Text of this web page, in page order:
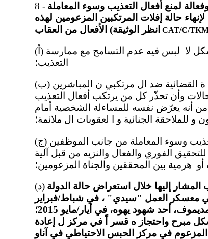
8 - لمنع أفعال التعذيب وسوء المعاملة
حالة إفلات المرتكبين المزعومين لهذه
الأفعال من العقاب (انظر الوثيقة CAT/C/
(أ) أن تكفل إصدار رئيس الجمهورية ل بيان علني يؤكد بشكل لا لبس فيه عدم التسامح مع ممارسة
التعذيب؛
(ب) أن تعلن مباشرتها على الفور لإجراءات التحقيق والملاحق ة القضائية ضد ال مرتكبي ن المباشرين
وأن تحذّر كل من يرتكب أفعال التعذيب
أنه يعرّض نفسه للمساءلة الشخصية أمام
و للملاحقة الجنائية و ا لعقوبات ال ملائمة؛
(ج) أن تكفل إخضاع جميع التقارير المتعلقة ب ممارسة التعذيب وسوء المعاملة من جانب الموظفين
الفوري والفعال والنزيه من قبل آلية
هرمية بين المحققين والجناة المزعومين؛
(د) إليها خلال استعراض حالة الدولة
معسكر العمل "سيدي" ، في شباط/فبراير
2015 ؛ و ال تعذيب المزعوم أثناء الاحتجاز ل باهرام هيمديموف، أحد شهود يهوه، في أيار/مايو 2015؛
مبرح واحتجاز ه قسر اً في مركز ل إعادة
، في تموز/يوليه 2014 ؛ والتعذيب المزعوم في مركز الحبس الاحتياطي في آناو